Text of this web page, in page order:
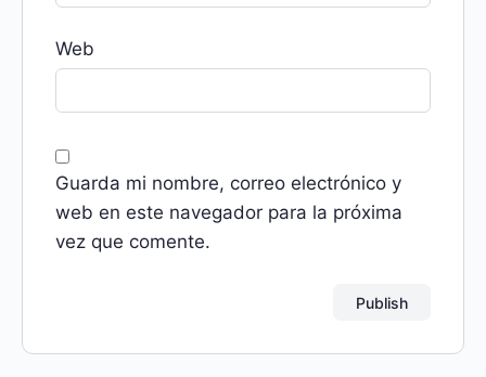
Web
Guarda mi nombre, correo electrónico y
web en este navegador para la próxima
vez que comente.